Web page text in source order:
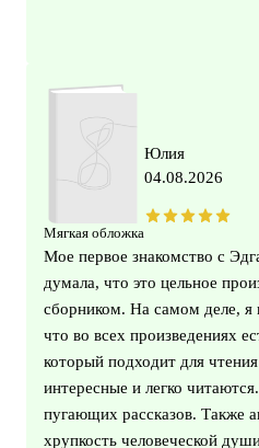
Мягкая обложка
Юлия
04.08.2026
Мое первое знакомство с
думала, что это цельное
сборником. На самом деле, я
что во всех произведениях
который подходит для
интересные и легко
пугающих рассказов. Также
хрупкость человеческой